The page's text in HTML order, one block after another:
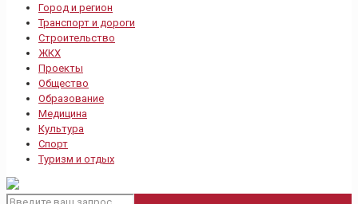
Город и регион
Транспорт и дороги
Строительство
ЖКХ
Проекты
Общество
Образование
Медицина
Культура
Спорт
Туризм и отдых